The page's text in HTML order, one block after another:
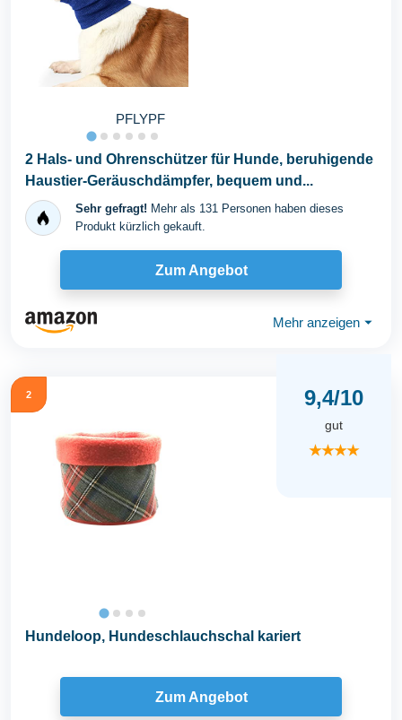
PFLYPF
2 Hals- und Ohrenschützer für Hunde, beruhigende
Haustier-Geräuschdämpfer, bequem und...
Sehr gefragt! Mehr als 131 Personen haben dieses
Produkt kürzlich gekauft.
Zum Angebot
Mehr anzeigen ⏷
2 9,4/10
gut
★★★★
Hundeloop, Hundeschlauchschal kariert
Zum Angebot